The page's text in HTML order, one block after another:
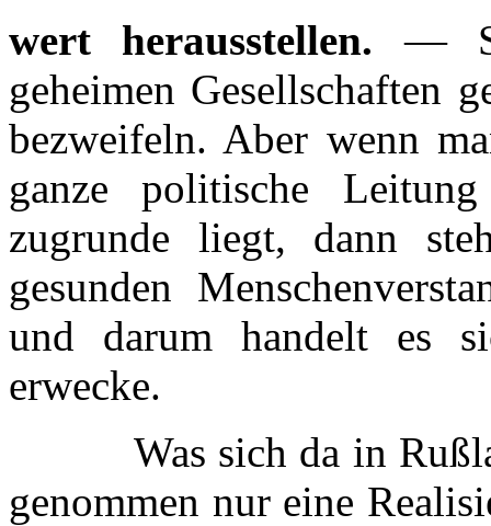
wert herausstellen. —
geheimen Gesellschaften
bezweifeln. Aber wenn
ganze politische
zugrunde liegt, dann
gesunden
und darum handelt es
erwecke.
Was sich da in
genommen nur eine